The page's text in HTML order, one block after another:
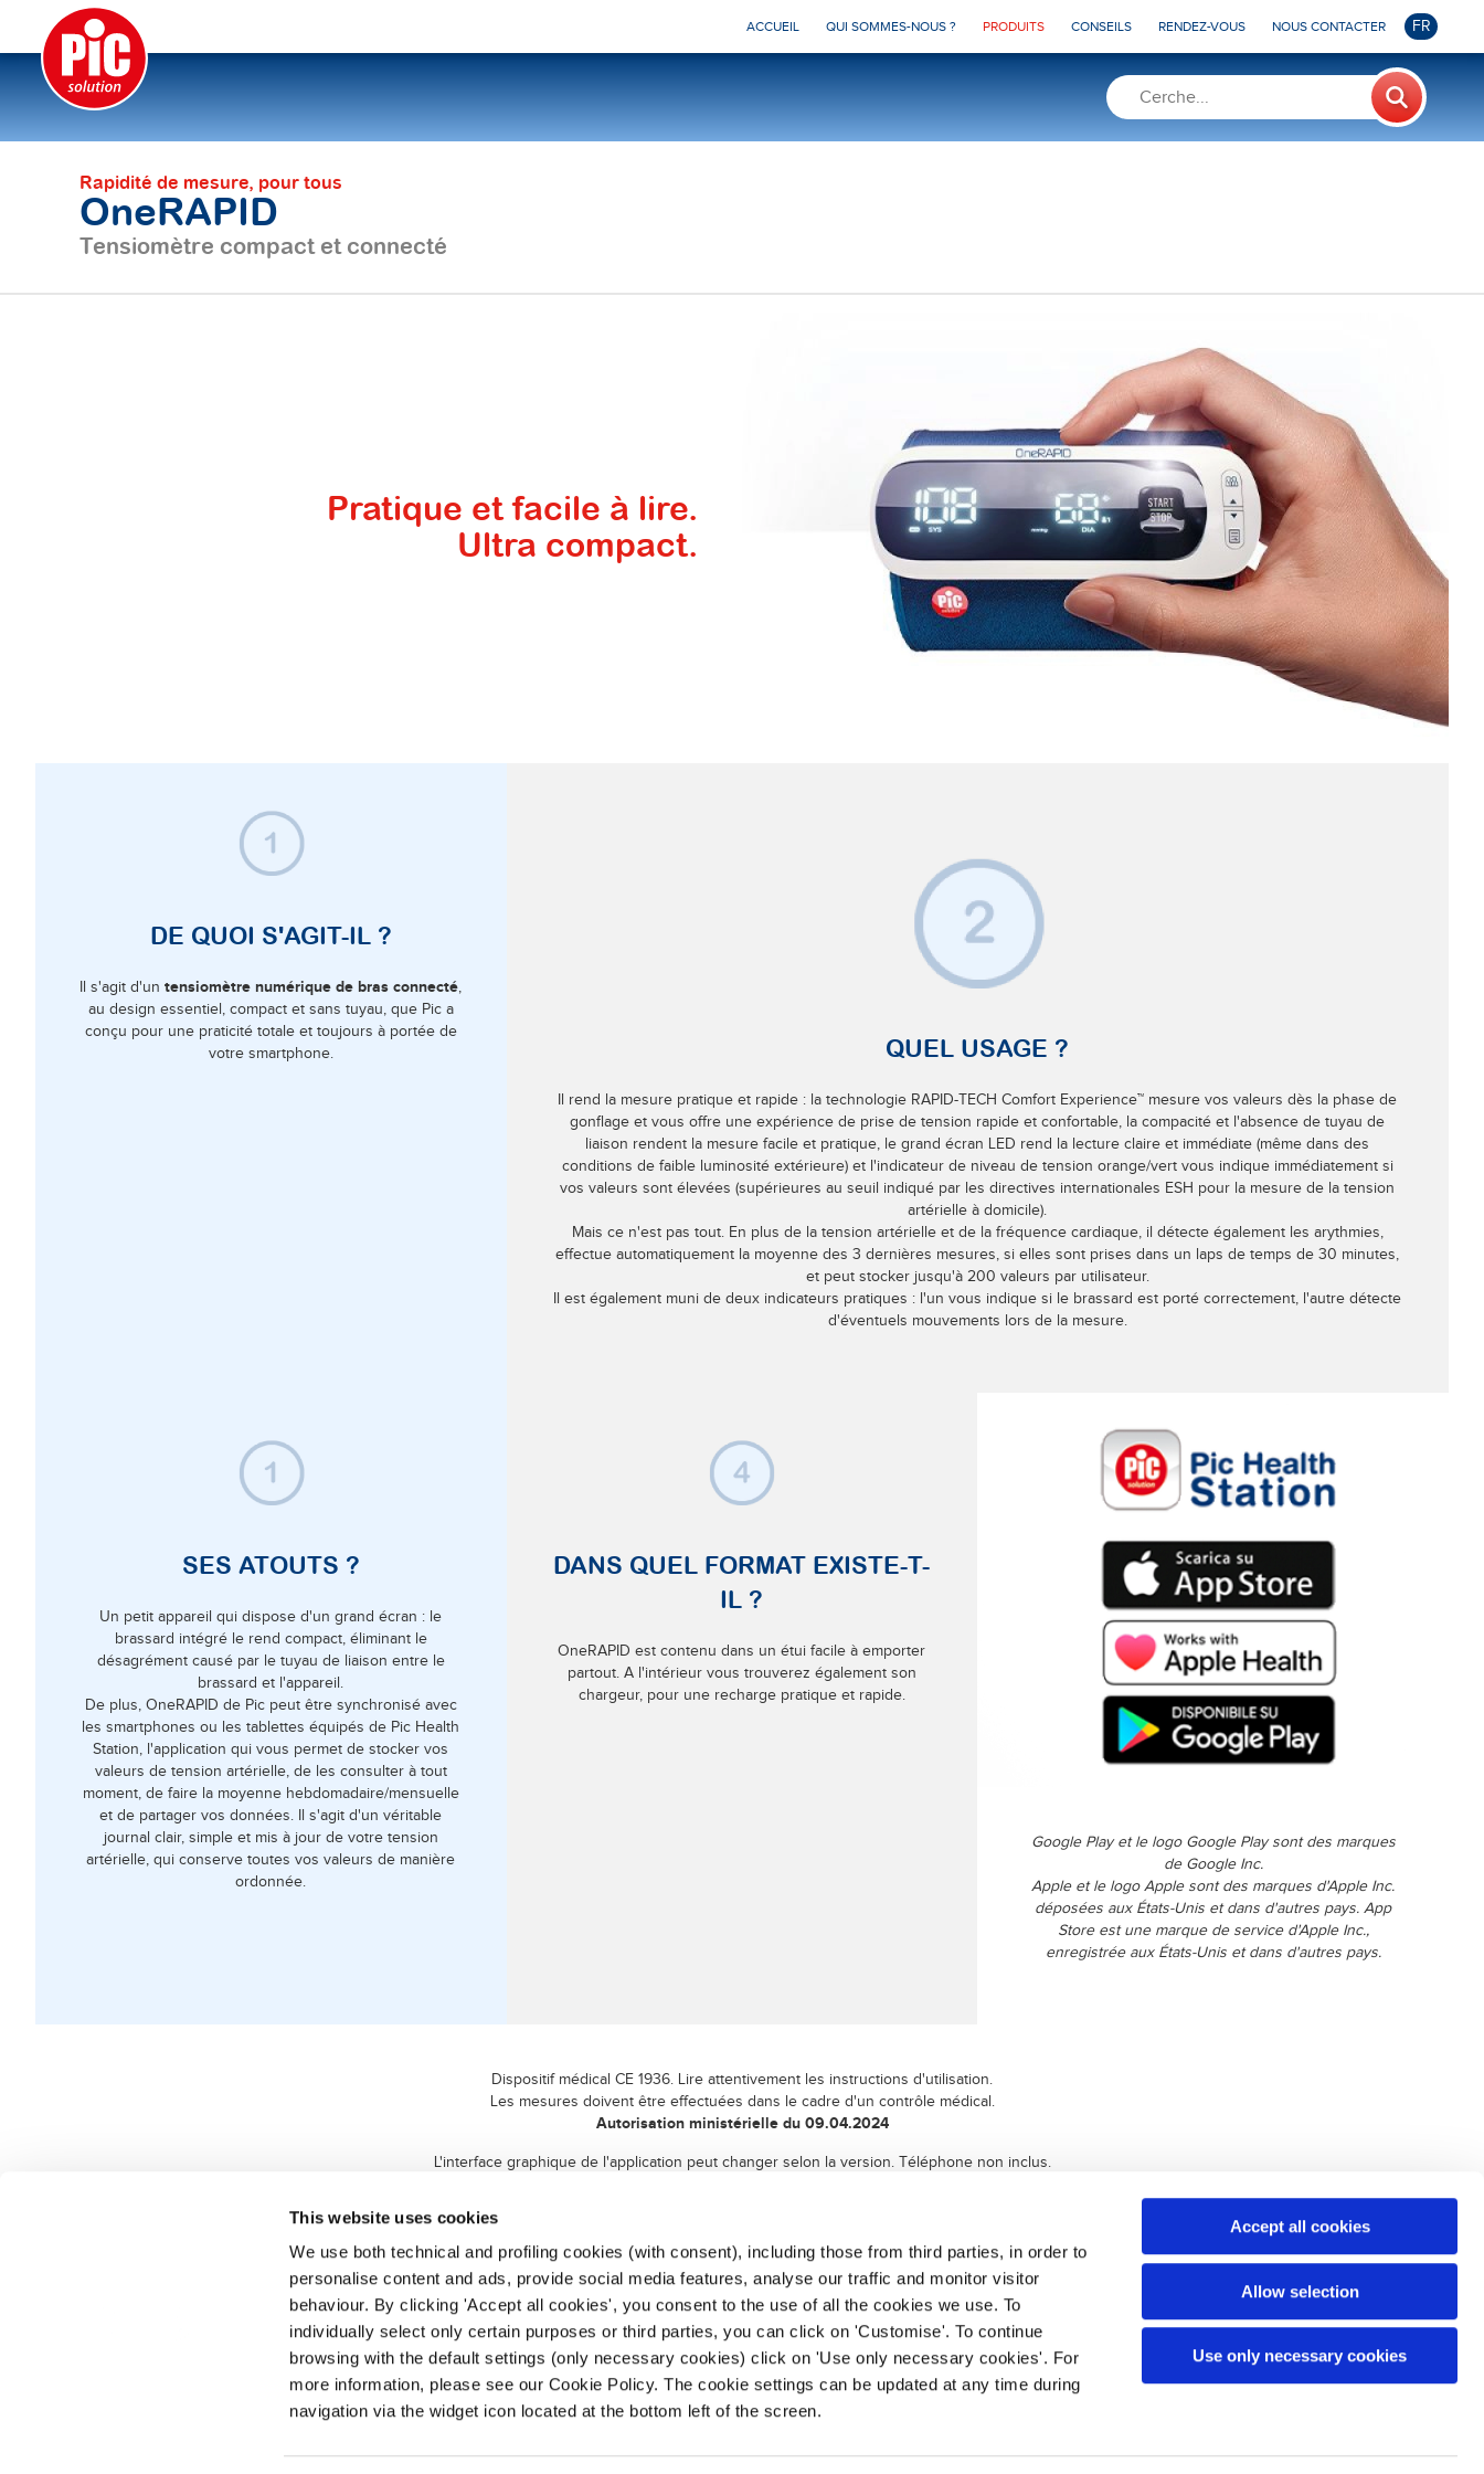
This website uses cookies
We use both technical and profiling cookies (with consent), including those from third parties, in order to
personalise content and ads, provide social media features, analyse our traffic and monitor visitor
behaviour. By clicking 'Accept all cookies', you consent to the use of all the cookies we use. To
individually select only certain purposes or third parties, you can click on 'Customise'. To continue
browsing with the default settings (only necessary cookies) click on 'Use only necessary cookies'. For
more information, please see our Cookie Policy. The cookie settings can be updated at any time during
navigation via the widget icon located at the bottom left of the screen.
Accept all cookies
Allow selection
Use only necessary cookies
ACCUEIL QUI SOMMES-NOUS ? PRODUITS CONSEILS RENDEZ-VOUS NOUS CONTACTER FR
Rapidité de mesure, pour tous
OneRAPID
Tensiomètre compact et connecté
Pratique et facile à lire.
Ultra compact.
DE QUOI S'AGIT-IL ?
Il s'agit d'untensiomètre numérique de bras connecté,
au design essentiel, compact et sans tuyau, que Pic a
conçu pour une praticité totale et toujours à portée de
votre smartphone.
QUEL USAGE ?
Il rend la mesure pratique et rapide : la technologie RAPID-TECH Comfort Experience™ mesure vos valeurs dès la phase de
gonflage et vous offre une expérience de prise de tension rapide et confortable, la compacité et l'absence de tuyau de
liaison rendent la mesure facile et pratique, le grand écran LED rend la lecture claire et immédiate (même dans des
conditions de faible luminosité extérieure) et l'indicateur de niveau de tension orange/vert vous indique immédiatement si
vos valeurs sont élevées (supérieures au seuil indiqué par les directives internationales ESH pour la mesure de la tension
artérielle à domicile).
Mais ce n'est pas tout. En plus de la tension artérielle et de la fréquence cardiaque, il détecte également les arythmies,
effectue automatiquement la moyenne des 3 dernières mesures, si elles sont prises dans un laps de temps de 30 minutes,
et peut stocker jusqu'à 200 valeurs par utilisateur.
Il est également muni de deux indicateurs pratiques : l'un vous indique si le brassard est porté correctement, l'autre détecte
d'éventuels mouvements lors de la mesure.
SES ATOUTS ?
Un petit appareil qui dispose d'un grand écran : le
brassard intégré le rend compact, éliminant le
désagrément causé par le tuyau de liaison entre le
brassard et l'appareil.
De plus, OneRAPID de Pic peut être synchronisé avec
les smartphones ou les tablettes équipés de Pic Health
Station, l'application qui vous permet de stocker vos
valeurs de tension artérielle, de les consulter à tout
moment, de faire la moyenne hebdomadaire/mensuelle
et de partager vos données. Il s'agit d'un véritable
journal clair, simple et mis à jour de votre tension
artérielle, qui conserve toutes vos valeurs de manière
ordonnée.
DANS QUEL FORMAT EXISTE-T-
IL ?
OneRAPID est contenu dans un étui facile à emporter
partout. A l'intérieur vous trouverez également son
chargeur, pour une recharge pratique et rapide.
Google Play et le logo Google Play sont des marques
de Google Inc.
Apple et le logo Apple sont des marques d'Apple Inc.
déposées aux États-Unis et dans d'autres pays. App
Store est une marque de service d'Apple Inc.,
enregistrée aux États-Unis et dans d'autres pays.
Dispositif médical CE 1936. Lire attentivement les instructions d'utilisation.
Les mesures doivent être effectuées dans le cadre d'un contrôle médical.
Autorisation ministérielle du 09.04.2024
L'interface graphique de l'application peut changer selon la version. Téléphone non inclus.